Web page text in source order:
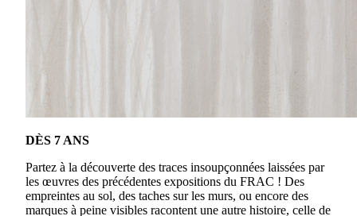
DÈS 7 ANS
Partez à la découverte des traces insoupçonnées laissées par
les œuvres des précédentes expositions du FRAC ! Des
empreintes au sol, des taches sur les murs, ou encore des
marques à peine visibles racontent une autre histoire, celle de